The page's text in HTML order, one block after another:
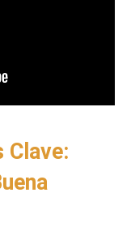
Clave: